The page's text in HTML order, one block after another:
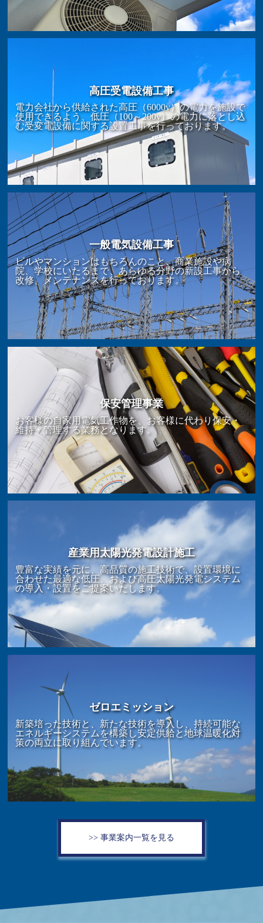
高圧受電設備工事
電力会社から供給された高圧（6000v）の電力を施設で
使用できるよう、低圧（100～200v）の電力に落とし込
む受変電設備に関する設置工事を行っております。
一般電気設備工事
ビルやマンションはもちろんのこと、商業施設や病
院、学校にいたるまで、あらゆる分野の新設工事から
改修、メンテナンスを行っております。
保安管理事業
お客様の自家用電気工作物を、お客様に代わり保安・
維持・管理する業務となります。
産業用太陽光発電設計施工
豊富な実績を元に、高品質の施工技術で、設置環境に
合わせた最適な低圧、および高圧太陽光発電システム
の導入・設置をご提案いたします。
ゼロエミッション
新築培った技術と、新たな技術を導入し、持続可能な
エネルギーシステムを構築し安定供給と地球温暖化対
策の両立に取り組んでいます。
>> 事業案内一覧を見る